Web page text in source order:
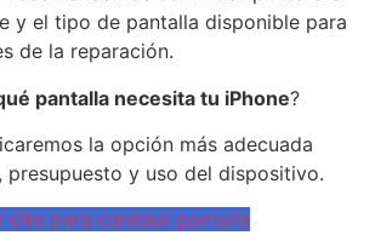
y el tipo de pantalla disponible para
de la reparación.
pantalla necesita tu iPhone?
la opción más adecuada
presupuesto y uso del dispositivo.
cita para cambiar pantalla